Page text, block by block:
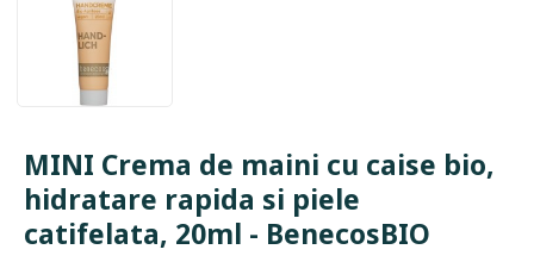
MINI Crema de maini cu caise bio,
hidratare rapida si piele
catifelata, 20ml - BenecosBIO